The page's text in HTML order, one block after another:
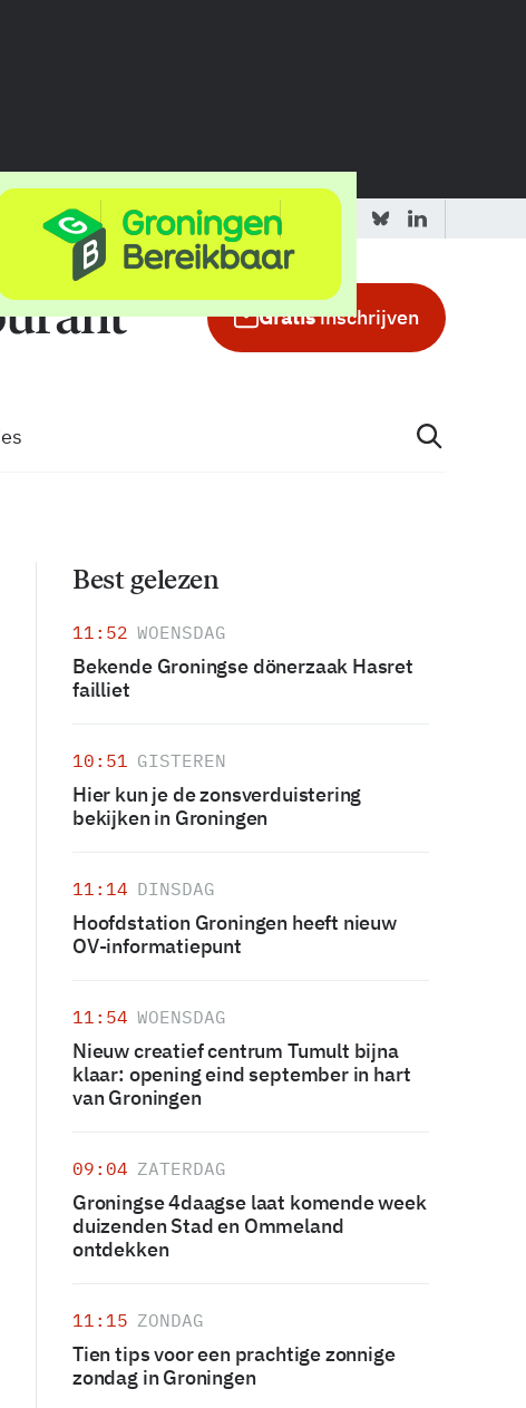
de redactie Adverteren in de GIC
Gratisinschrijven
Best gelezen
11:52 WOENSDAG
Bekende Groningse dönerzaak Hasret
failliet
10:51 GISTEREN
Hier kun je de zonsverduistering
bekijken in Groningen
11:14 DINSDAG
Hoofdstation Groningen heeft nieuw
OV-informatiepunt
11:54 WOENSDAG
Nieuw creatief centrum Tumult bijna
klaar: opening eind september in hart
van Groningen
09:04 ZATERDAG
Groningse 4daagse laat komende week
duizenden Stad en Ommeland
ontdekken
11:15 ZONDAG
Tien tips voor een prachtige zonnige
zondag in Groningen